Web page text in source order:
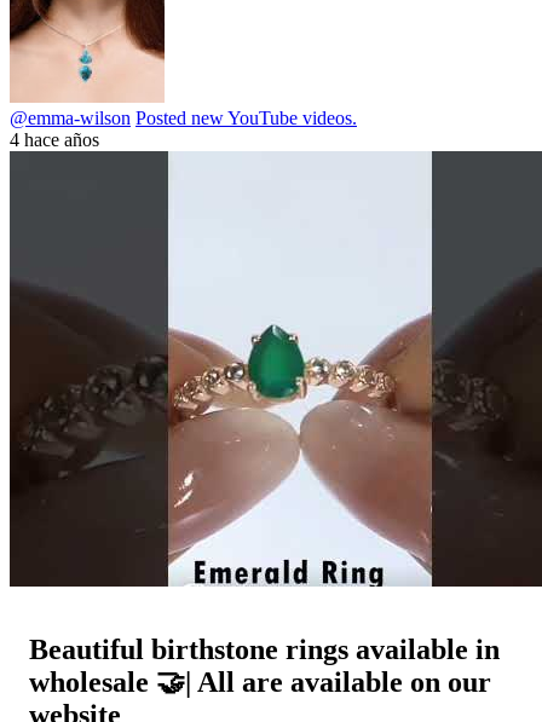
@emma-wilson Posted new YouTube videos.
4 hace años
Beautiful birthstone rings available in
wholesale 🤝| All are available on our
website